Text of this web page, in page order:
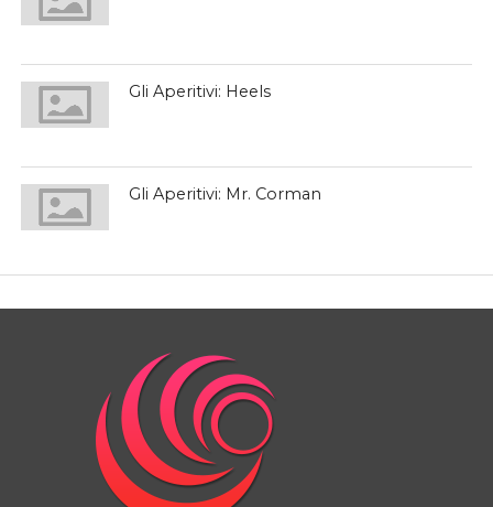
Gli Aperitivi: Heels
Gli Aperitivi: Mr. Corman